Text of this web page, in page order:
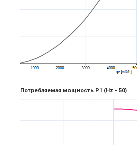
Потребляемая мощность P1 (Hz - 50)